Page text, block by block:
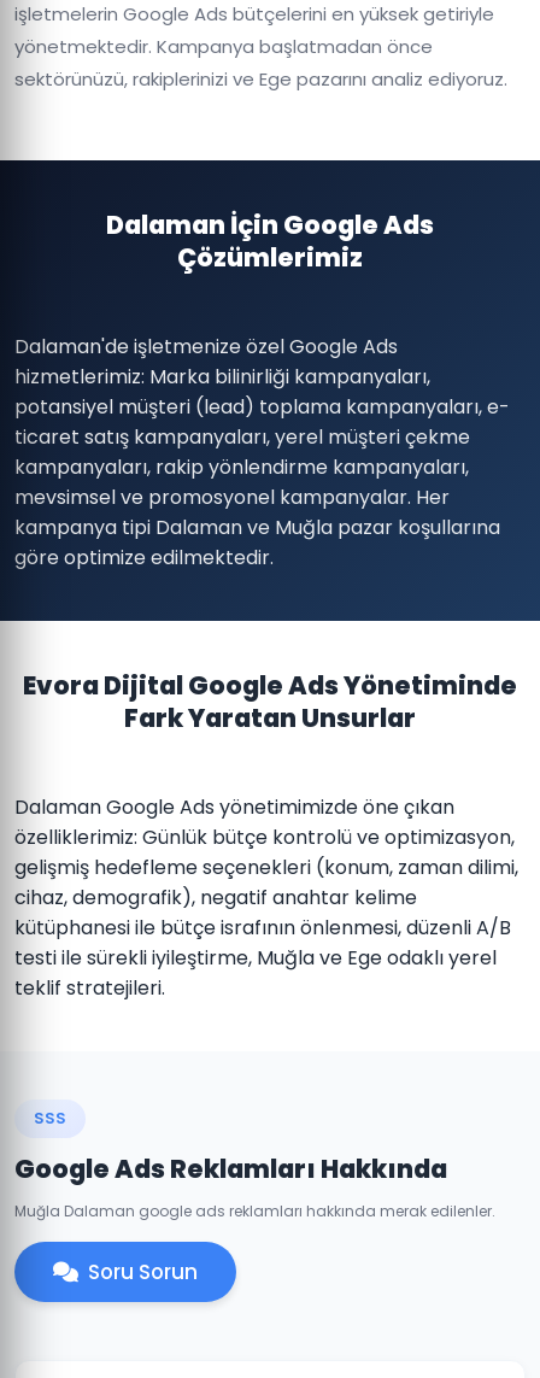
işletmelerin Google Ads bütçelerini en yüksek getiriyle
yönetmektedir. Kampanya başlatmadan önce
sektörünüzü, rakiplerinizi ve Ege pazarını analiz ediyoruz.
Dalaman İçin Google Ads
Çözümlerimiz
Dalaman'de işletmenize özel Google Ads
hizmetlerimiz: Marka bilinirliği kampanyaları,
potansiyel müşteri (lead) toplama kampanyaları, e-
ticaret satış kampanyaları, yerel müşteri çekme
kampanyaları, rakip yönlendirme kampanyaları,
mevsimsel ve promosyonel kampanyalar. Her
kampanya tipi Dalaman ve Muğla pazar koşullarına
göre optimize edilmektedir.
Evora Dijital Google Ads Yönetiminde
Fark Yaratan Unsurlar
Dalaman Google Ads yönetimimizde öne çıkan
özelliklerimiz: Günlük bütçe kontrolü ve optimizasyon,
gelişmiş hedefleme seçenekleri (konum, zaman dilimi,
cihaz, demografik), negatif anahtar kelime
kütüphanesi ile bütçe israfının önlenmesi, düzenli A/B
testi ile sürekli iyileştirme, Muğla ve Ege odaklı yerel
teklif stratejileri.
SSS
Google Ads Reklamları Hakkında
Muğla Dalaman google ads reklamları hakkında merak edilenler.
Soru Sorun